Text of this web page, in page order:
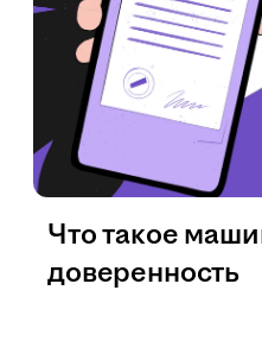
Что такое
доверенность